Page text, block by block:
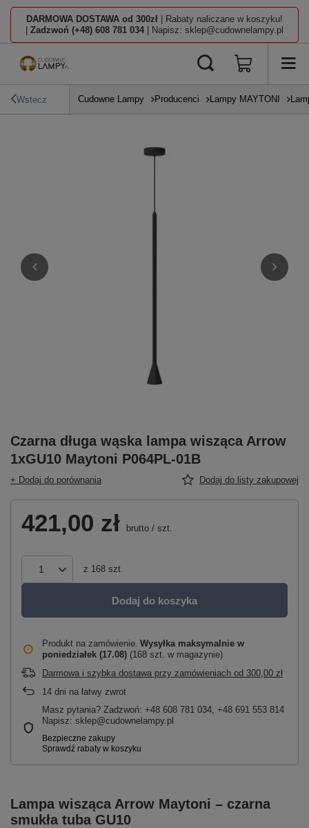
DARMOWA DOSTAWA od 300zł | Rabaty naliczane w koszyku!
Zadzwoń (+48) 608 781 034 | Napisz: sklep@cudownelampy.pl
Wstecz Cudowne Lampy Producenci Lampy MAYTONI
Czarna długa wąska lampa wisząca Arrow
1xGU10 Maytoni P064PL-01B
+ Dodaj do porównania Dodaj do listy zakupowej
421,00 zł brutto / szt.
z 168 szt.
Dodaj do koszyka
Produkt na zamówienie Wysyłka maksymalnie w
poniedziałek (17.08) (168 szt. w magazynie)
Darmowa i szybka dostawa przy zamówieniach od 300,00 zł
14 dni na łatwy zwrot
Masz pytania? Zadzwoń: +48 608 781 034, +48 691 553 814
Napisz: sklep@cudownelampy.pl
Lampa wisząca Arrow Maytoni – czarna
smukła tuba GU10